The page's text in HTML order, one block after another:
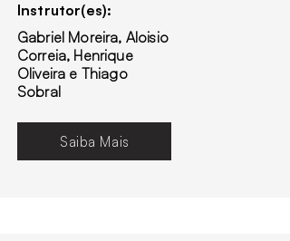
Instrutor(es):
Gabriel Moreira, Aloisio
Correia, Henrique
Oliveira e Thiago
Sobral
Saiba Mais